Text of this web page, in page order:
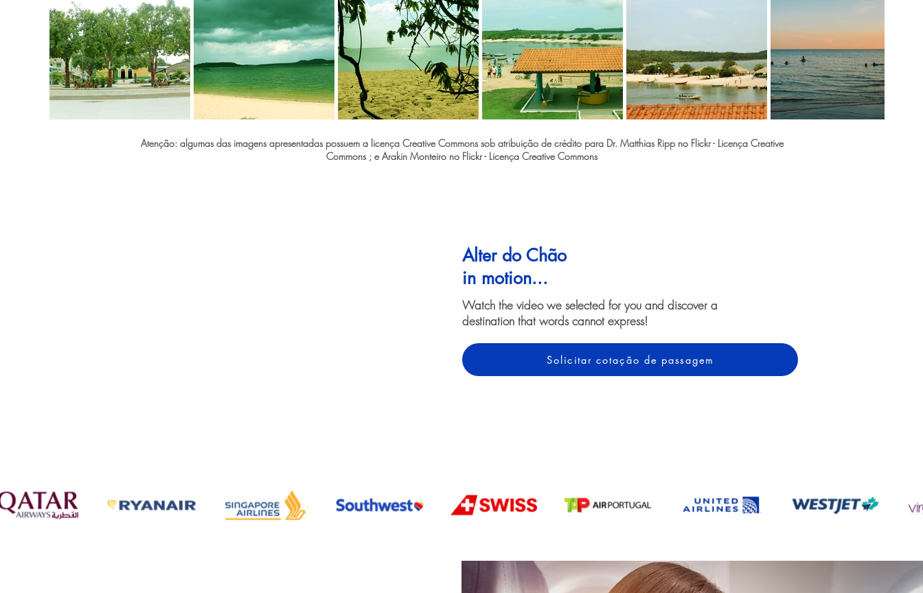
Atenção: algumas das imagens apresentadas possuem a licença Creative Commons sob atribuição de crédito para Dr. Matthias Ripp no Flickr - Licença Creative
Commons ; e Arakin Monteiro no Flickr - Licença Creative Commons
Alter do Chão
in motion...
Watch the video we selected for you and discover a
destination that words cannot express!
Solicitar cotação de passagem